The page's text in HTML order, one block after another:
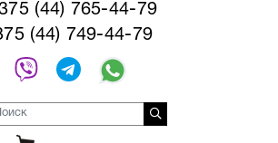
(44) 765-44-79
(44) 749-44-79